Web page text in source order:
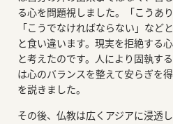
る心を問題視しました。「こうあ
「こうでなければならない」など
と食い違います。現実を拒絶する
と考えたのです。人により固執す
は心のバランスを整えて安らぎを
を説きました。
その後、仏教は広くアジアに浸透